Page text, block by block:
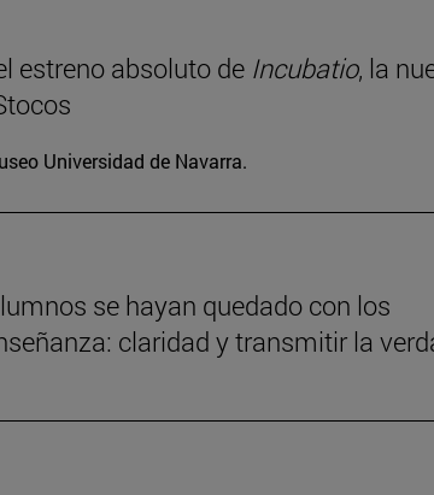
estreno absoluto de Incubatio, la
Universidad de Navarra.
se hayan quedado con los
claridad y transmitir la